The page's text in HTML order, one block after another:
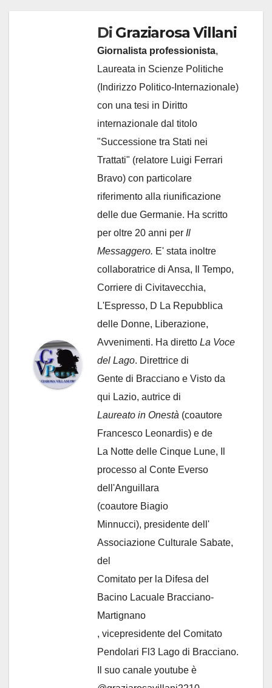
Di Graziarosa Villani
Giornalista professionista,
Laureata in Scienze Politiche
(Indirizzo Politico-Internazionale)
con una tesi in Diritto
internazionale dal titolo
"Successione tra Stati nei
Trattati" (relatore Luigi Ferrari
Bravo) con particolare
riferimento alla riunificazione
delle due Germanie. Ha scritto
per oltre 20 anni per Il
Messaggero. E' stata inoltre
collaboratrice di Ansa, Il Tempo,
Corriere di Civitavecchia,
L'Espresso, D La Repubblica
delle Donne, Liberazione,
Avvenimenti. Ha diretto La Voce
del Lago. Direttrice di
Gente di Bracciano e Visto da
qui Lazio, autrice di
Laureato in Onestà (coautore
Francesco Leonardis) e de
La Notte delle Cinque Lune, Il
processo al Conte Everso
dell'Anguillara
(coautore Biagio
Minnucci), presidente dell'
Associazione Culturale Sabate,
del
Comitato per la Difesa del
Bacino Lacuale Bracciano-
Martignano
, vicepresidente del Comitato
Pendolari Fl3 Lago di Bracciano.
Il suo canale youtube è